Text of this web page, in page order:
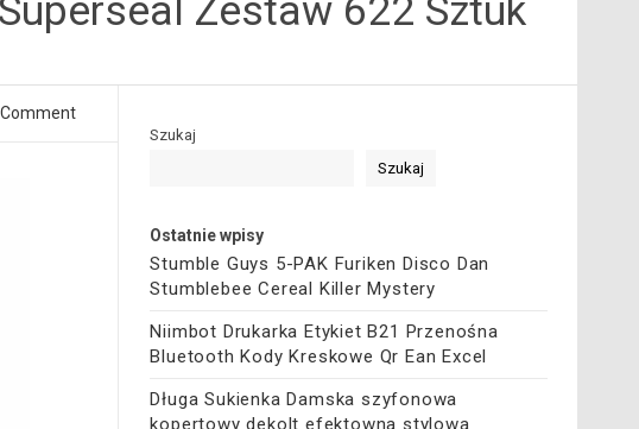
Zestaw 622 Sztuk
Szukaj
Szukaj
Ostatnie wpisy
Stumble Guys 5-PAK Furiken Disco Dan
Stumblebee Cereal Killer Mystery
Niimbot Drukarka Etykiet B21 Przenośna
Bluetooth Kody Kreskowe Qr Ean Excel
Długa Sukienka Damska szyfonowa
kopertowy dekolt efektowna stylowa